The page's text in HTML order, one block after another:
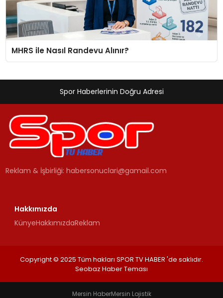
MHRS ile Nasıl Randevu Alınır?
Spor Haberlerinin Doğru Adresi
Reklam & İşbirliği:habersonuclari@gamail.com
Hakkımızda
KünyeHakkımızdaReklam
Copyright © 2025 Tüm hakları SPOR TV HABER 'de saklıdır.
Seobaz Haber Teması
Mersin HaberMersin Lojistik